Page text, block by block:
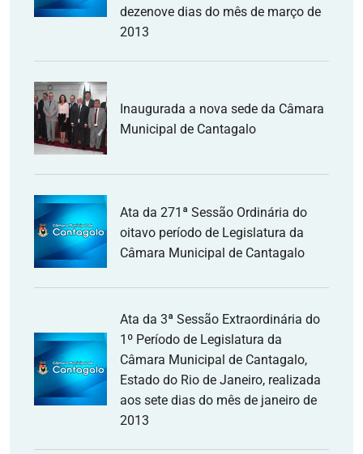
dezenove dias do mês de março de
2013
Inaugurada a nova sede da Câmara
Municipal de Cantagalo
Ata da 271ª Sessão Ordinária do
oitavo período de Legislatura da
Câmara Municipal de Cantagalo
Ata da 3ª Sessão Extraordinária do
1º Período de Legislatura da
Câmara Municipal de Cantagalo,
Estado do Rio de Janeiro, realizada
aos sete dias do mês de janeiro de
2013